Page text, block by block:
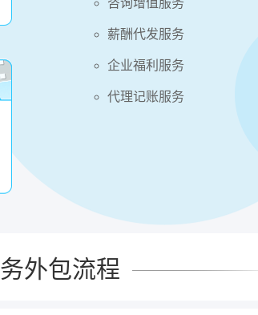
咨询增值服务
薪酬代发服务
企业福利服务
代理记账服务
外包流程